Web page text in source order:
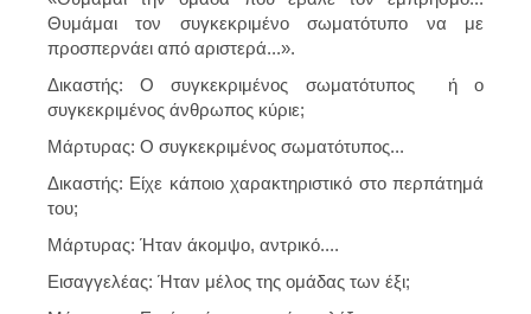
Θυμάμαι τον συγκεκριμένο σωματότυπο να με
προσπερνάει από αριστερά...».
Δικαστής: Ο συγκεκριμένος σωματότυπος ή ο
συγκεκριμένος άνθρωπος κύριε;
Μάρτυρας: Ο συγκεκριμένος σωματότυπος...
Δικαστής: Είχε κάποιο χαρακτηριστικό στο περπάτημά
του;
Μάρτυρας: Ήταν άκομψο, αντρικό....
Εισαγγελέας: Ήταν μέλος της ομάδας των έξι;